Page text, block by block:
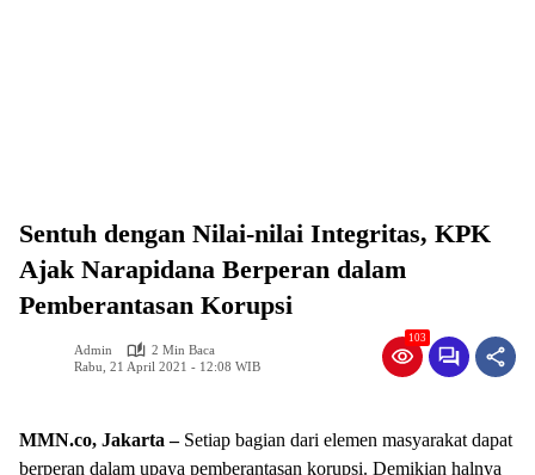
Sentuh dengan Nilai-nilai Integritas, KPK
Ajak Narapidana Berperan dalam
Pemberantasan Korupsi
Admin
2 Min Baca
Rabu, 21 April 2021 - 12:08 WIB
103
MMN.co, Jakarta –Setiap bagian dari elemen masyarakat dapat
berperan dalam upaya pemberantasan korupsi. Demikian halnya